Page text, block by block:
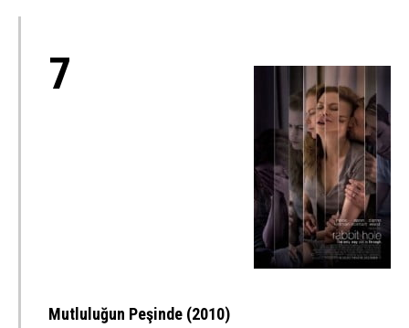
7
Mutluluğun Peşinde (2010)